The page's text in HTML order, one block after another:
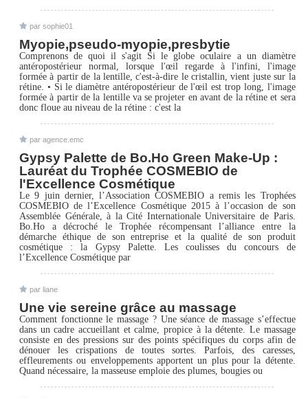
par sophie01
Myopie,pseudo-myopie,presbytie
Comprenons de quoi il s'agit Si le globe oculaire a un diamètre
antéropostérieur normal, lorsque l'œil regarde à l'infini, l'image
formée à partir de la lentille, c'est-à-dire le cristallin, vient juste sur la
rétine. • Si le diamètre antéropostérieur de l'œil est trop long, l'image
formée à partir de la lentille va se projeter en avant de la rétine et sera
donc floue au niveau de la rétine : c'est la
par agence.emc
Gypsy Palette de Bo.Ho Green Make-Up :
Lauréat du Trophée COSMEBIO de
l'Excellence Cosmétique
Le 9 juin dernier, l’Association COSMEBIO a remis les Trophées
COSMEBIO de l’Excellence Cosmétique 2015 à l’occasion de son
Assemblée Générale, à la Cité Internationale Universitaire de Paris.
Bo.Ho a décroché le Trophée récompensant l’alliance entre la
démarche éthique de son entreprise et la qualité de son produit
cosmétique : la Gypsy Palette. Les coulisses du concours de
l’Excellence Cosmétique par
par liane
Une vie sereine grâce au massage
Comment fonctionne le massage ? Une séance de massage s’effectue
dans un cadre accueillant et calme, propice à la détente. Le massage
consiste en des pressions sur des points spécifiques du corps afin de
dénouer les crispations de toutes sortes. Parfois, des caresses,
effleurements ou enveloppements apportent un plus pour la détente.
Quand nécessaire, la masseuse emploie des plumes, bougies ou